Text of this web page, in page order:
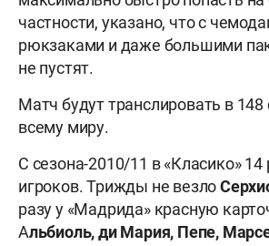
частности, указано, что с
рюкзаками и даже большими
не пустят.
Матч будут транслировать в 148
всему миру.
С сезона-2010/11 в «Класико» 14
игроков. Трижды не везло
разу у «Мадрида» красную
Альбиоль, ди Мария, Пепе,